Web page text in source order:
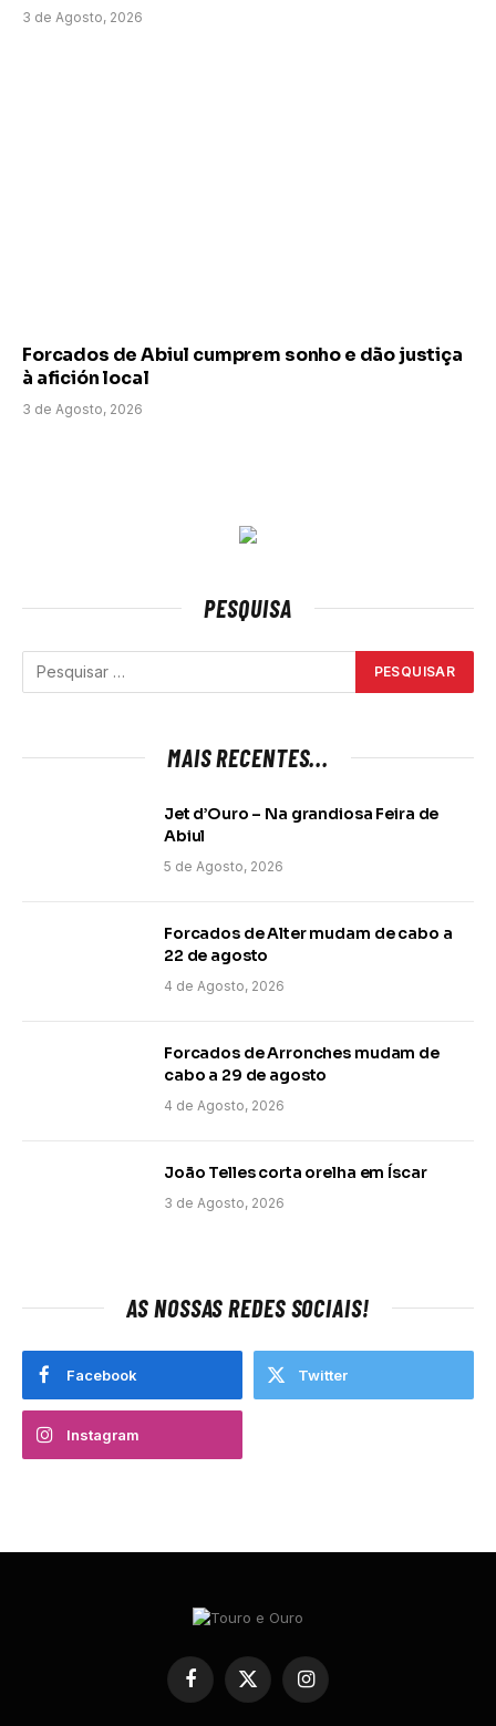
3 de Agosto, 2026
Forcados de Abiul cumprem sonho e dão justiça
à afición local
3 de Agosto, 2026
PESQUISA
MAIS RECENTES...
Jet d’Ouro – Na grandiosa Feira de
Abiul
5 de Agosto, 2026
Forcados de Alter mudam de cabo a
22 de agosto
4 de Agosto, 2026
Forcados de Arronches mudam de
cabo a 29 de agosto
4 de Agosto, 2026
João Telles corta orelha em Íscar
3 de Agosto, 2026
AS NOSSAS REDES SOCIAIS!
Facebook Twitter
Instagram
Facebook
X
(Twitter)
Instagram